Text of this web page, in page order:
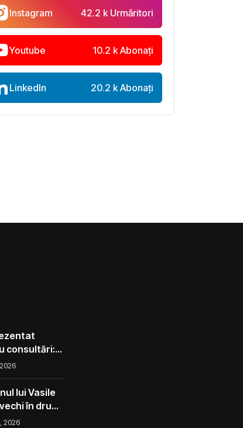
Instagram 42.2 k Urmăritori
Youtube 10.2 k Abonați
LinkedIn 20.2 k Abonați
consultări:
ca avocado
măr din
lui Vasile
în drum
2026